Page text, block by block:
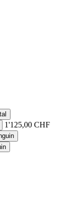
1'125,00 CHF